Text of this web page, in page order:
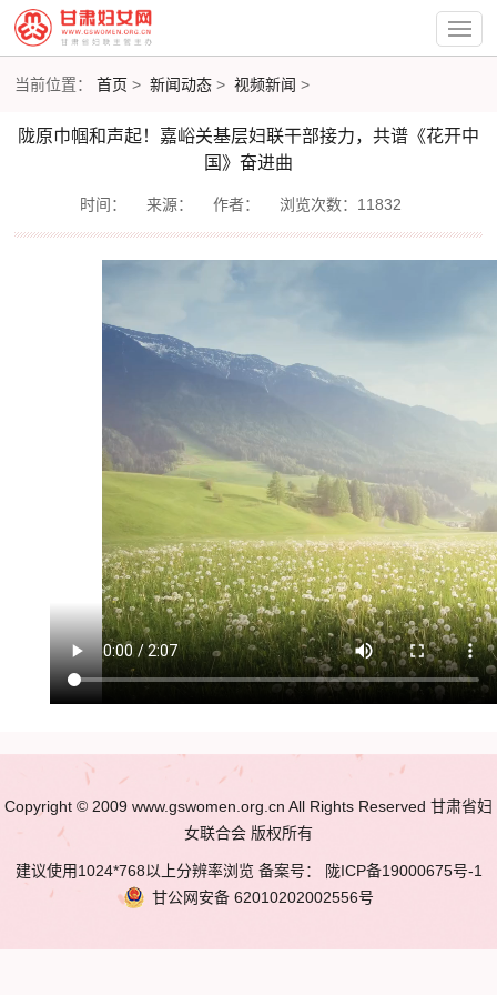
当前位置：首页 >新闻动态 >视频新闻 >
陇原巾帼和声起！嘉峪关基层妇联干部接力，共谱《花开中
国》奋进曲
时间： 来源： 作者： 浏览次数：11832
Copyright © 2009 www.gswomen.org.cn All Rights Reserved 甘肃省妇
女联合会 版权所有
建议使用1024*768以上分辨率浏览 备案号：
陇ICP备19000675号-1
甘公网安备62010202002556号